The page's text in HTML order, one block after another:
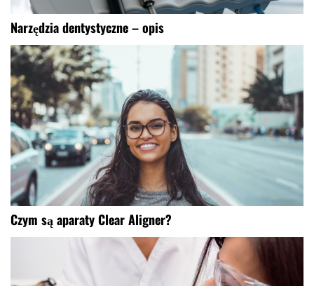
Narzędzia dentystyczne – opis
Czym są aparaty Clear Aligner?